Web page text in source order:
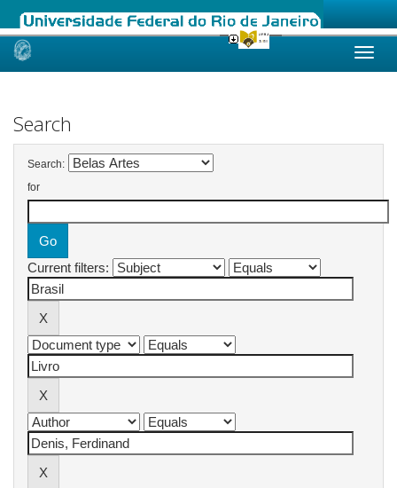
Skip
Search
Search:
for
Current filters: